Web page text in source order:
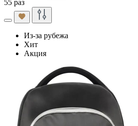
55 раз
Из-за рубежа
Хит
Акция